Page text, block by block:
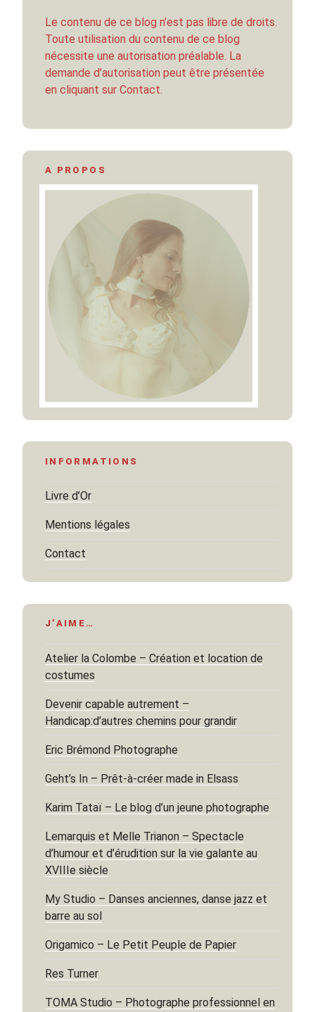
Le contenu de ce blog n’est pas libre de droits.
Toute utilisation du contenu de ce blog
nécessite une autorisation préalable. La
demande d’autorisation peut être présentée
en cliquant sur Contact.
A PROPOS
INFORMATIONS
Livre d’Or
Mentions légales
Contact
J’AIME…
Atelier la Colombe – Création et location de
costumes
Devenir capable autrement –
Handicap:d’autres chemins pour grandir
Eric Brémond Photographe
Geht’s In – Prêt-à-créer made in Elsass
Karim Tataï – Le blog d’un jeune photographe
Lemarquis et Melle Trianon – Spectacle
d’humour et d’érudition sur la vie galante au
XVIIIe siècle
My Studio – Danses anciennes, danse jazz et
barre au sol
Origamico – Le Petit Peuple de Papier
Res Turner
TOMA Studio – Photographe professionnel en